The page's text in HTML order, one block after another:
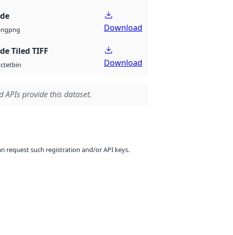
png Download
Tiled TIFF
bin Download
APIs provide this dataset.
request such registration and/or API keys.